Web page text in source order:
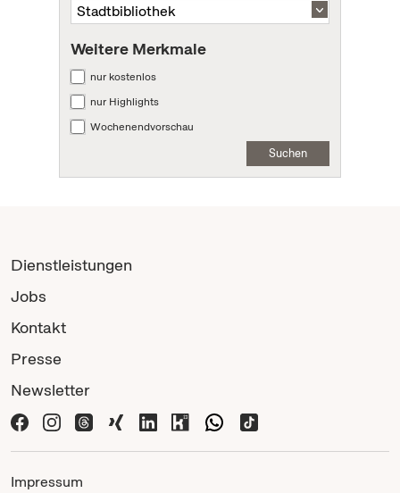
Weitere Merkmale
nur kostenlos
nur Highlights
Wochenendvorschau
Suchen
Dienstleistungen
Jobs
Kontakt
Presse
Newsletter
Impressum